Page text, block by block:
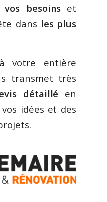
besoinset
dans les plus
votre entière
transmet très
détaillé en
idées et des